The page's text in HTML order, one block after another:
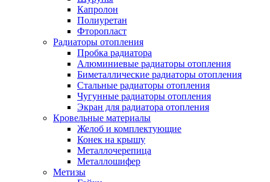
Капролон
Полиуретан
Фторопласт
Радиаторы отопления
Пробка радиатора
Алюминиевые радиаторы отопления
Биметаллические радиаторы отопления
Стальные радиаторы отопления
Чугунные радиаторы отопления
Экран для радиатора отопления
Кровельные материалы
Желоб и комплектующие
Конек на крышу
Металлочерепица
Металлошифер
Метизы